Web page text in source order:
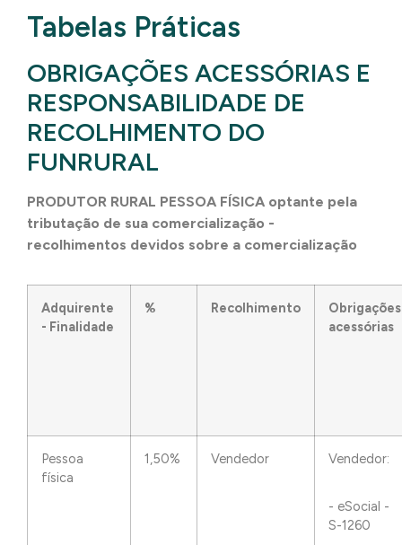
Tabelas Práticas
OBRIGAÇÕES ACESSÓRIAS E
RESPONSABILIDADE DE
RECOLHIMENTO DO
FUNRURAL
PRODUTOR RURAL PESSOA FÍSICA optante pela
tributação de sua comercialização -
recolhimentos devidos sobre a comercialização
Adquirente
- Finalidade
% Recolhimento
Obrigações
acessórias
Pessoa
física
1,50% Vendedor Vendedor:
- eSocial -
S-1260